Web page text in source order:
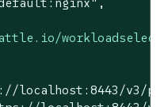
localhost:8443/v3/